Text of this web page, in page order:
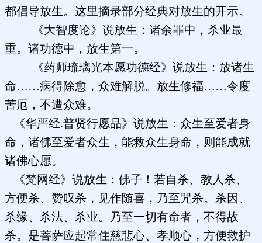
都倡导放生。这里摘录部分经典对放生的开示。
《大智度论》说放生：诸余罪中，杀业最
重。诸功德中，放生第一。
《药师琉璃光本愿功德经》说放生：放诸生
命……病得除愈，众难解脱。放生修福……令度
苦厄，不遭众难。
《华严经.普贤行愿品》说放生：众生至爱者身
命，诸佛至爱者众生，能救众生身命，则能成就
诸佛心愿。
《梵网经》说放生：佛子！若自杀、教人杀、
方便杀、赞叹杀，见作随喜，乃至咒杀。杀因、
杀缘、杀法、杀业。乃至一切有命者，不得故
杀。是菩萨应起常住慈悲心、孝顺心，方便救护